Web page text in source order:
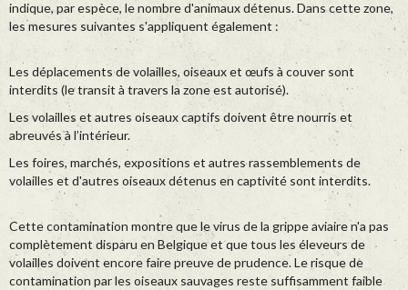
indique, par espèce, le nombre d'animaux détenus. Dans cette zone,
les mesures suivantes s'appliquent également :
Les déplacements de volailles, oiseaux et œufs à couver sont
interdits (le transit à travers la zone est autorisé).
Les volailles et autres oiseaux captifs doivent être nourris et
abreuvés à l’intérieur.
Les foires, marchés, expositions et autres rassemblements de
volailles et d'autres oiseaux détenus en captivité sont interdits.
Cette contamination montre que le virus de la grippe aviaire n'a pas
complètement disparu en Belgique et que tous les éleveurs de
volailles doivent encore faire preuve de prudence. Le risque de
contamination par les oiseaux sauvages reste suffisamment faible